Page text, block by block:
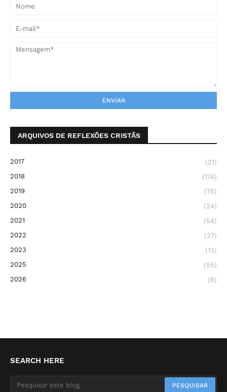
ARQUIVOS DE REFLEXÕES CRISTÃS
2017
(21)
2018
(174)
2019
(75)
2020
(24)
2021
(54)
2022
(27)
2023
(13)
2025
(55)
2026
(6)
SEARCH HERE